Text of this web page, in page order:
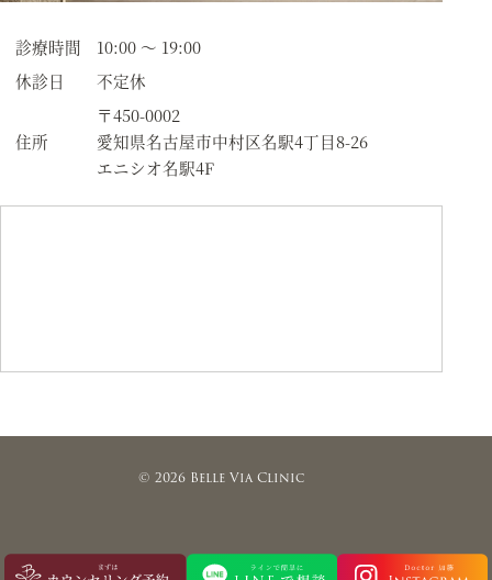
診療時間
10:00 〜 19:00
休診日
不定休
住所
〒450-0002
愛知県名古屋市中村区名駅4丁目8-26
エニシオ名駅4F
© 2026 Belle Via Clinic